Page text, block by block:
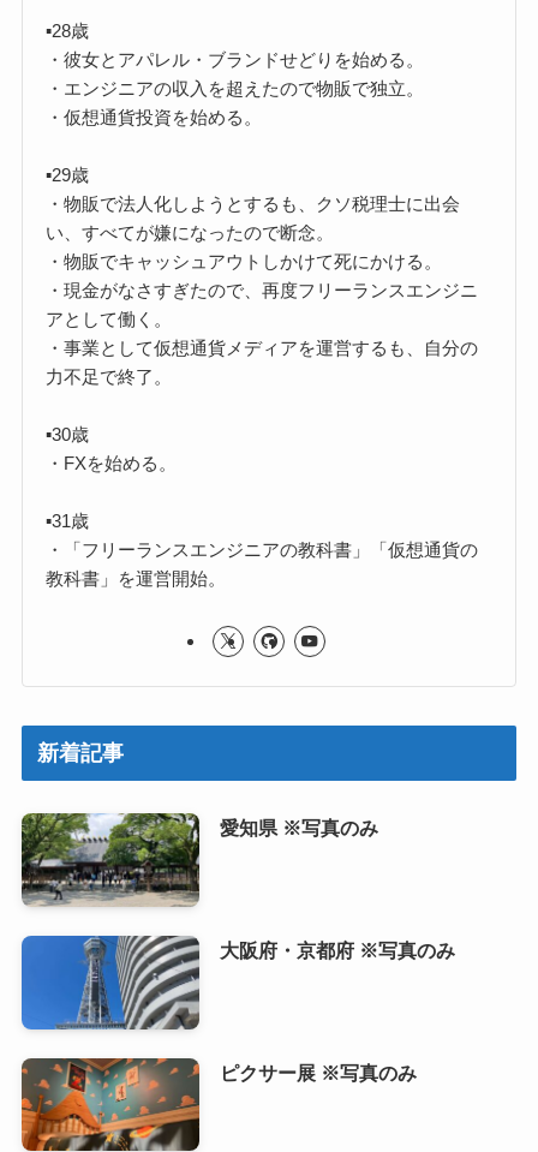
▪️28歳
・彼女とアパレル・ブランドせどりを始める。
・エンジニアの収入を超えたので物販で独立。
・仮想通貨投資を始める。
▪️29歳
・物販で法人化しようとするも、クソ税理士に出会
い、すべてが嫌になったので断念。
・物販でキャッシュアウトしかけて死にかける。
・現金がなさすぎたので、再度フリーランスエンジニ
アとして働く。
・事業として仮想通貨メディアを運営するも、自分の
力不足で終了。
▪️30歳
・FXを始める。
▪️31歳
・「フリーランスエンジニアの教科書」「仮想通貨の
教科書」を運営開始。
新着記事
愛知県 ※写真のみ
大阪府・京都府 ※写真のみ
ピクサー展 ※写真のみ